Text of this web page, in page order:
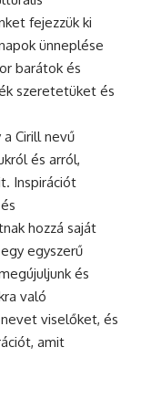
fejezzük ki
ünneplése
barátok és
szeretetüket és
Cirill nevű
és arról,
Inspirációt
hozzá saját
egyszerű
és
való
viselőket, és
amit